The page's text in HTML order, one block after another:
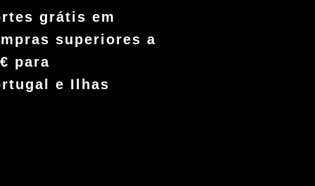
grátis em
superiores a
para
e Ilhas